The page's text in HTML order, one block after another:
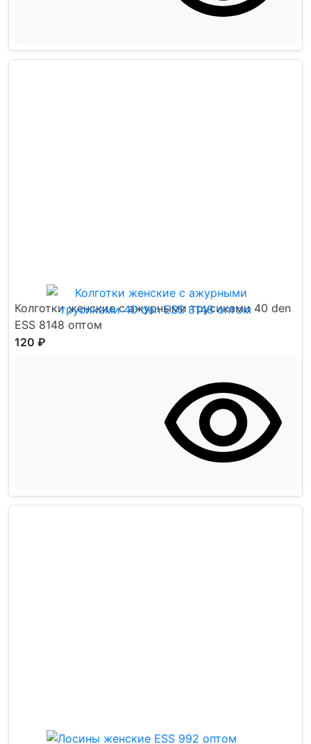
Колготки женские с ажурными трусиками 40 den
ESS 8148 оптом
120 ₽